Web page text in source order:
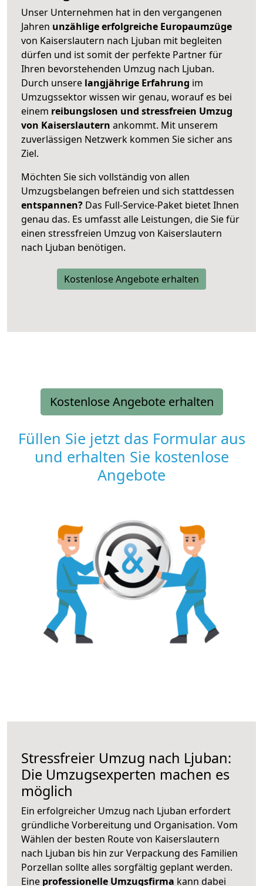
Unser Unternehmen hat in den vergangenen
Jahren unzählige erfolgreiche Europaumzüge
von Kaiserslautern nach Ljuban mit begleiten
dürfen und ist somit der perfekte Partner für
Ihren bevorstehenden Umzug nach Ljuban.
Durch unsere langjährige Erfahrung im
Umzugssektor wissen wir genau, worauf es bei
einem reibungslosen und stressfreien Umzug
von Kaiserslautern ankommt. Mit unserem
zuverlässigen Netzwerk kommen Sie sicher ans
Ziel.
Möchten Sie sich vollständig von allen
Umzugsbelangen befreien und sich stattdessen
entspannen? Das Full-Service-Paket bietet Ihnen
genau das. Es umfasst alle Leistungen, die Sie für
einen stressfreien Umzug von Kaiserslautern
nach Ljuban benötigen.
Kostenlose Angebote erhalten
Kostenlose Angebote erhalten
Füllen Sie jetzt das Formular aus
und erhalten Sie kostenlose
Angebote
Stressfreier Umzug nach Ljuban:
Die Umzugsexperten machen es
möglich
Ein erfolgreicher Umzug nach Ljuban erfordert
gründliche Vorbereitung und Organisation. Vom
Wählen der besten Route von Kaiserslautern
nach Ljuban bis hin zur Verpackung des Familien
Porzellan sollte alles sorgfältig geplant werden.
Eine professionelle Umzugsfirma kann dabei